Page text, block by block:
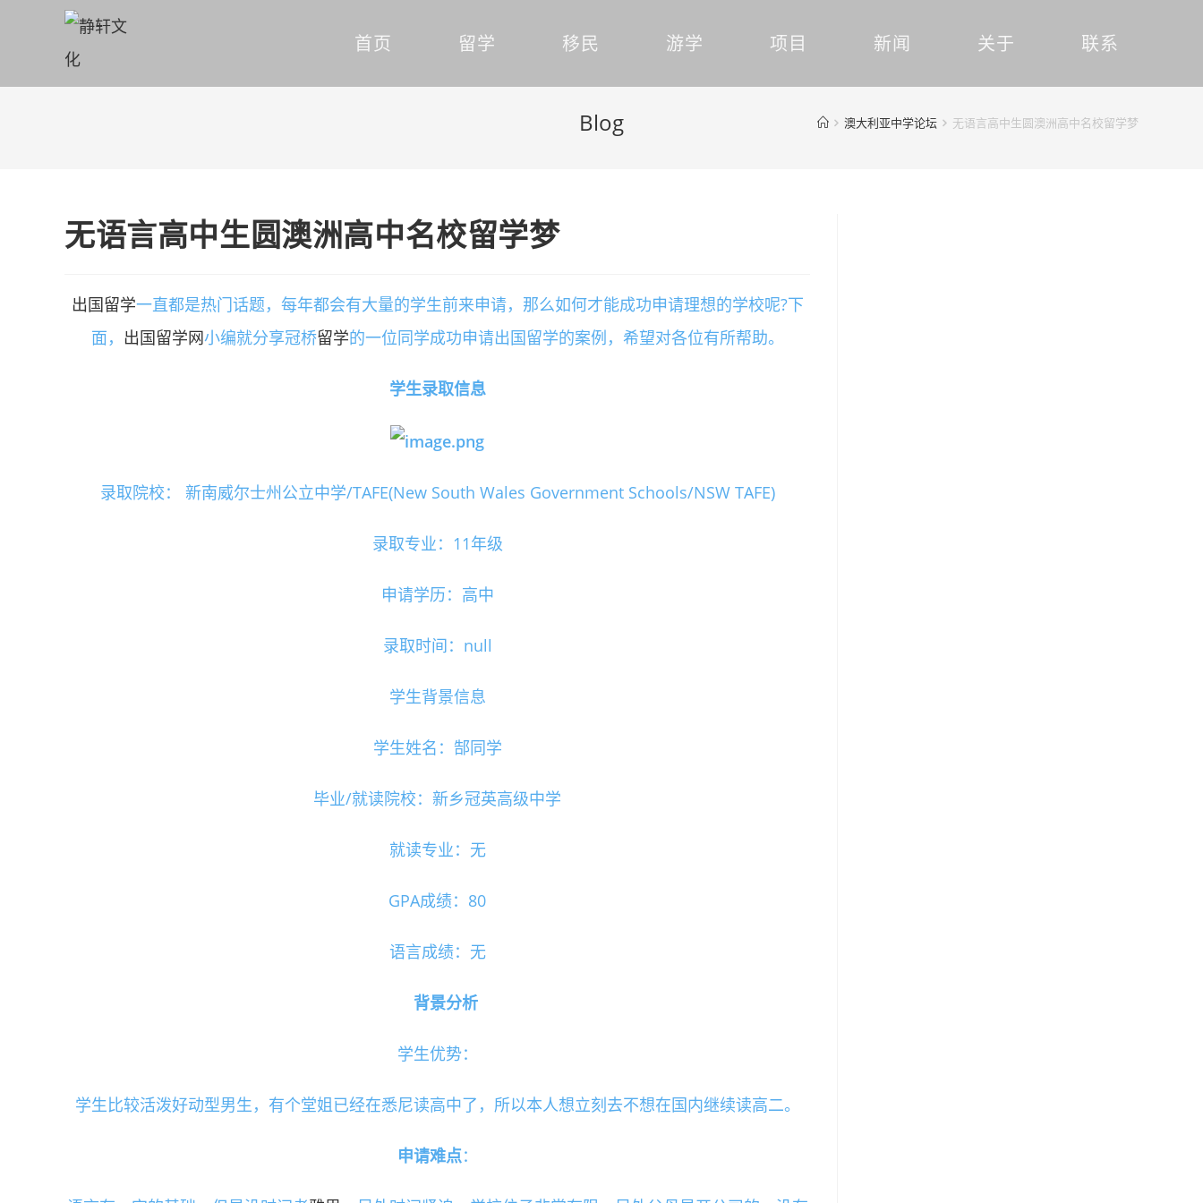
首页 留学 移民 游学 项目 新闻 关于 联系
Blog 澳大利亚中学论坛 无语言高中生圆澳洲高中名校留学梦
无语言高中生圆澳洲高中名校留学梦
出国留学一直都是热门话题，每年都会有大量的学生前来申请，那么如何才能成功申请理想的学校呢?下
面， 出国留学网小编就分享冠桥留学的一位同学成功申请出国留学的案例，希望对各位有所帮助。
学生录取信息
录取院校： 新南威尔士州公立中学/TAFE(New South Wales Government Schools/NSW TAFE)
录取专业：11年级
申请学历：高中
录取时间：null
学生背景信息
学生姓名：郜同学
毕业/就读院校：新乡冠英高级中学
就读专业：无
GPA成绩：80
语言成绩：无
背景分析
学生优势：
学生比较活泼好动型男生，有个堂姐已经在悉尼读高中了，所以本人想立刻去不想在国内继续读高二。
申请难点：